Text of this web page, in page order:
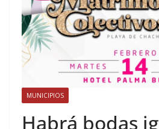
MUNICIPIOS
Habrá bodas